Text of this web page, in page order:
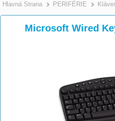
Hlavná Strana >
PERIFÉRIE
Microsoft Wired